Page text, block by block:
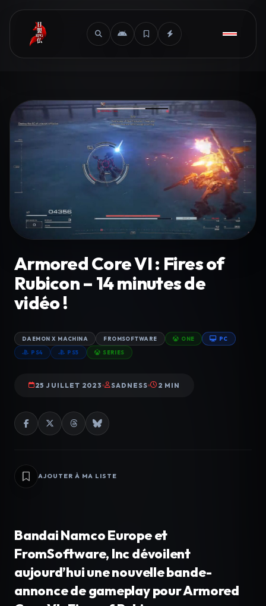
Armored Core VI : Fires of
Rubicon – 14 minutes de
vidéo !
DAEMON X MACHINA FROMSOFTWARE ONE PC
PS4 PS5 SERIES
25 JUILLET 2023 SADNESS 2 MIN
AJOUTER À MA LISTE
Bandai Namco Europe et
FromSoftware, Inc dévoilent
aujourd’hui une nouvelle bande-
annonce de gameplay pour Armored